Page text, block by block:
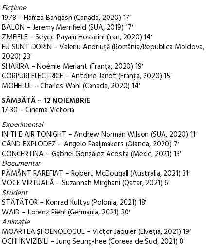
Ficțiune
1978 – Hamza Bangash (Canada, 2020) 17′
BALON – Jeremy Merrifield (SUA, 2019) 17′
ZMEIELE – Seyed Payam Hosseini (Iran, 2020) 14′
EU SUNT DORIN – Valeriu Andriuță (România/Republica Moldova,
2020) 23′
SHAKIRA – Noémie Merlant (Franța, 2020) 19′
CORPURI ELECTRICE – Antoine Janot (Franța, 2020) 15′
MOHELUL – Charles Wahl (Canada, 2020) 14′
SÂMBĂTĂ – 12 NOIEMBRIE
17:30 – Cinema Victoria
Experimental
IN THE AIR TONIGHT – Andrew Norman Wilson (SUA, 2020) 11′
CÂND EXPLODEZ – Angelo Raaijmakers (Olanda, 2020) 7′
CONCERTINA – Gabriel Gonzalez Acosta (Mexic, 2021) 13′
Documentar
PĂMÂNT RAREFIAT – Robert McDougall (Australia, 2021) 31′
VOCE VIRTUALĂ – Suzannah Mirghani (Qatar, 2021) 6′
Student
STĂTĂTOR – Konrad Kultys (Polonia, 2021) 18′
WAID – Lorenz Piehl (Germania, 2021) 20′
Animație
MOARTEA ȘI OENOLOGUL – Victor Jaquier (Elveția, 2021) 19′
OCHI INVIZIBILI – Jung Seung-hee (Coreea de Sud, 2021) 8′